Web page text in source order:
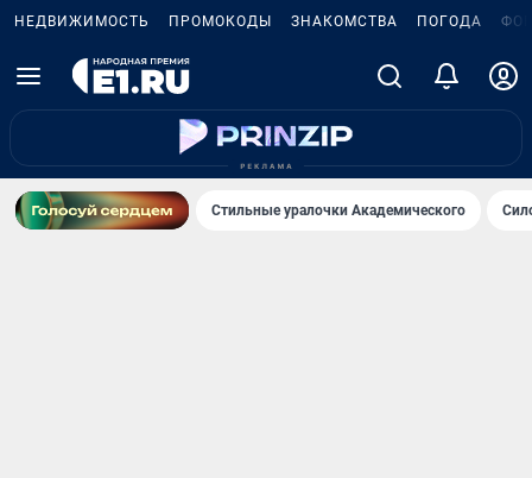
НЕДВИЖИМОСТЬ ПРОМОКОДЫ ЗНАКОМСТВА ПОГОДА
Стильные уралочки Академического